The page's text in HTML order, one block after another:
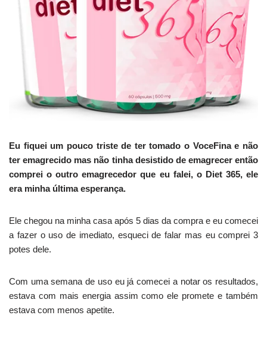
Eu fiquei um pouco triste de ter tomado o VoceFina e não
ter emagrecido mas não tinha desistido de emagrecer então
comprei o outro emagrecedor que eu falei, o Diet 365, ele
era minha última esperança.
Ele chegou na minha casa após 5 dias da compra e eu comecei
a fazer o uso de imediato, esqueci de falar mas eu comprei 3
potes dele.
Com uma semana de uso eu já comecei a notar os resultados,
estava com mais energia assim como ele promete e também
estava com menos apetite.